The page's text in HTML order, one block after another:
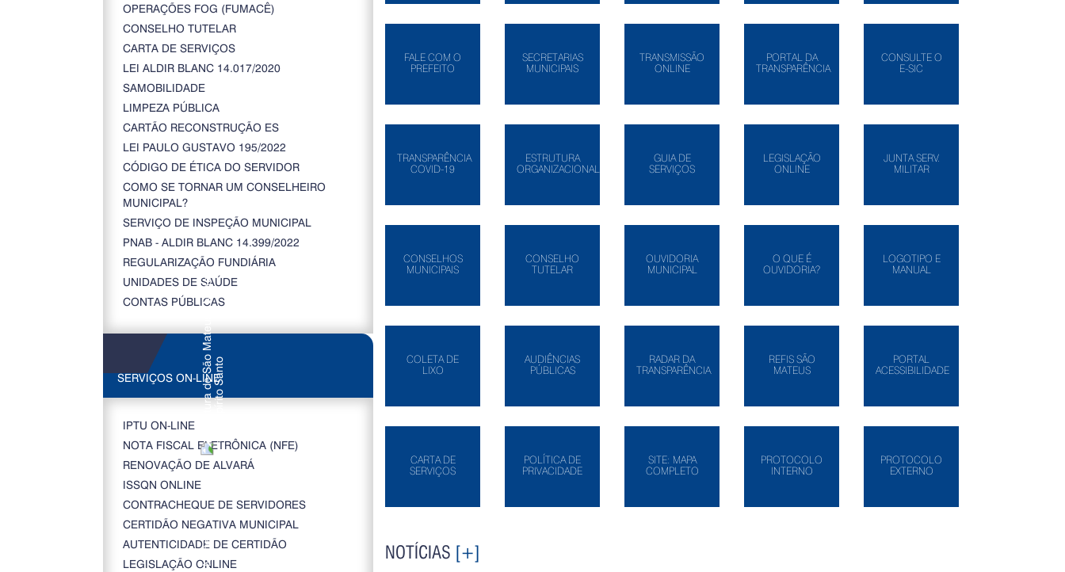
OPERAÇÕES FOG (FUMACÊ)
CONSELHO TUTELAR
CARTA DE SERVIÇOS
LEI ALDIR BLANC 14.017/2020
SAMOBILIDADE
LIMPEZA PÚBLICA
CARTÃO RECONSTRUÇÃO ES
LEI PAULO GUSTAVO 195/2022
CÓDIGO DE ÉTICA DO SERVIDOR
COMO SE TORNAR UM CONSELHEIRO
MUNICIPAL?
SERVIÇO DE INSPEÇÃO MUNICIPAL
PNAB - ALDIR BLANC 14.399/2022
REGULARIZAÇÃO FUNDIÁRIA
UNIDADES DE SAÚDE
CONTAS PÚBLICAS
SERVIÇOS ON-LINE
IPTU ON-LINE
NOTA FISCAL ELETRÔNICA (NFE)
RENOVAÇÃO DE ALVARÁ
ISSQN ONLINE
CONTRACHEQUE DE SERVIDORES
CERTIDÃO NEGATIVA MUNICIPAL
AUTENTICIDADE DE CERTIDÃO
LEGISLAÇÃO ONLINE
FALE COM O
PREFEITO
SECRETARIAS
MUNICIPAIS
TRANSMISSÃO
ONLINE
PORTAL DA
TRANSPARÊNCIA
CONSULTE O
E-SIC
TRANSPARÊNCIA
COVID-19
ESTRUTURA
ORGANIZACIONAL
GUIA DE
SERVIÇOS
LEGISLAÇÃO
ONLINE
JUNTA SERV.
MILITAR
CONSELHOS
MUNICIPAIS
CONSELHO
TUTELAR
OUVIDORIA
MUNICIPAL
O QUE É
OUVIDORIA?
LOGOTIPO E
MANUAL
COLETA DE
LIXO
AUDIÊNCIAS
PÚBLICAS
RADAR DA
TRANSPARÊNCIA
REFIS SÃO
MATEUS
PORTAL
ACESSIBILIDADE
CARTA DE
SERVIÇOS
POLÍTICA DE
PRIVACIDADE
SITE: MAPA
COMPLETO
PROTOCOLO
INTERNO
PROTOCOLO
EXTERNO
NOTÍCIAS [+]